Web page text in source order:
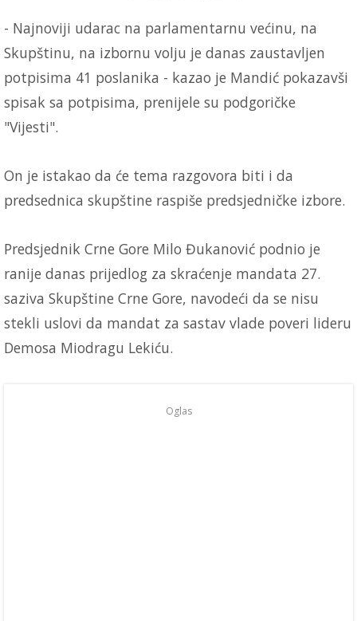
- Najnoviji udarac na parlamentarnu većinu, na
Skupštinu, na izbornu volju je danas zaustavljen
potpisima 41 poslanika - kazao je Mandić pokazavši
spisak sa potpisima, prenijele su podgoričke
"Vijesti".
On je istakao da će tema razgovora biti i da
predsednica skupštine raspiše predsjedničke izbore.
Predsjednik Crne Gore Milo Đukanović podnio je
ranije danas prijedlog za skraćenje mandata 27.
saziva Skupštine Crne Gore, navodeći da se nisu
stekli uslovi da mandat za sastav vlade poveri lideru
Demosa Miodragu Lekiću.
Oglas